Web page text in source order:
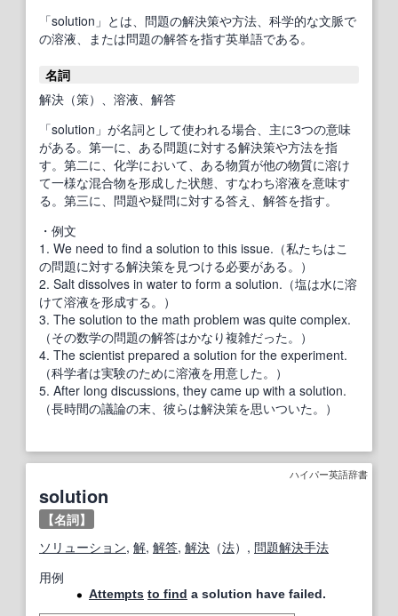
「solution」とは、問題の解決策や方法、科学的な文脈で
の溶液、または問題の解答を指す英単語である。
名詞
解決（策）、溶液、解答
「solution」が名詞として使われる場合、主に3つの意味
がある。第一に、ある問題に対する解決策や方法を指
す。第二に、化学において、ある物質が他の物質に溶け
て一様な混合物を形成した状態、すなわち溶液を意味す
る。第三に、問題や疑問に対する答え、解答を指す。
・例文
1. We need to find a solution to this issue.（私たちはこ
の問題に対する解決策を見つける必要がある。）
2. Salt dissolves in water to form a solution.（塩は水に溶
けて溶液を形成する。）
3. The solution to the math problem was quite complex.
（その数学の問題の解答はかなり複雑だった。）
4. The scientist prepared a solution for the experiment.
（科学者は実験のために溶液を用意した。）
5. After long discussions, they came up with a solution.
（長時間の議論の末、彼らは解決策を思いついた。）
ハイパー英語辞書
solution
【名詞】
ソリューション, 解, 解答, 解決 （法）, 問題解決手法
用例
Attempts to find a solution have failed.